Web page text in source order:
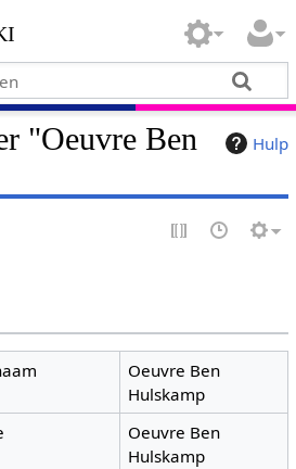
Hulp
"Oeuvre Ben
Oeuvre Ben
Hulskamp
Oeuvre Ben
Hulskamp